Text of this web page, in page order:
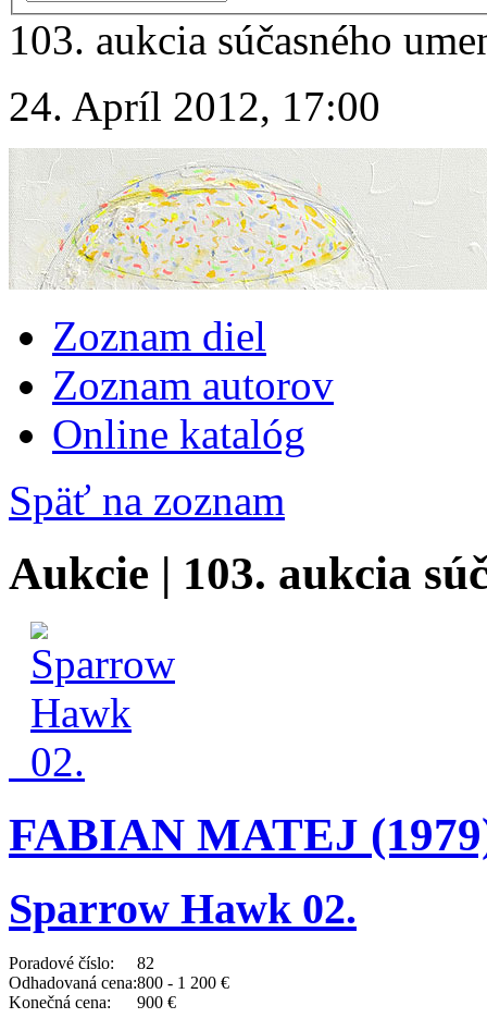
103. aukcia súčasného
24. Apríl 2012, 17:00
Zoznam diel
Zoznam autorov
Online katalóg
Späť na zoznam
Aukcie | 103. aukcia
FABIAN MATEJ
Sparrow Hawk 02.
Poradové číslo:
82
Odhadovaná cena:800 - 1 200 €
Konečná cena:
900 €